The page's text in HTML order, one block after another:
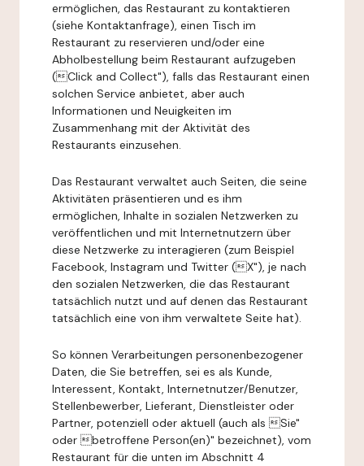
ermöglichen, das Restaurant zu kontaktieren
(siehe Kontaktanfrage), einen Tisch im
Restaurant zu reservieren und/oder eine
Abholbestellung beim Restaurant aufzugeben
(Click and Collect"), falls das Restaurant einen
solchen Service anbietet, aber auch
Informationen und Neuigkeiten im
Zusammenhang mit der Aktivität des
Restaurants einzusehen.
Das Restaurant verwaltet auch Seiten, die seine
Aktivitäten präsentieren und es ihm
ermöglichen, Inhalte in sozialen Netzwerken zu
veröffentlichen und mit Internetnutzern über
diese Netzwerke zu interagieren (zum Beispiel
Facebook, Instagram und Twitter (X"), je nach
den sozialen Netzwerken, die das Restaurant
tatsächlich nutzt und auf denen das Restaurant
tatsächlich eine von ihm verwaltete Seite hat).
So können Verarbeitungen personenbezogener
Daten, die Sie betreffen, sei es als Kunde,
Interessent, Kontakt, Internetnutzer/Benutzer,
Stellenbewerber, Lieferant, Dienstleister oder
Partner, potenziell oder aktuell (auch als Sie"
oder betroffene Person(en)" bezeichnet), vom
Restaurant für die unten im Abschnitt 4